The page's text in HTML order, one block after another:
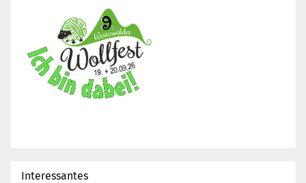
Interessantes